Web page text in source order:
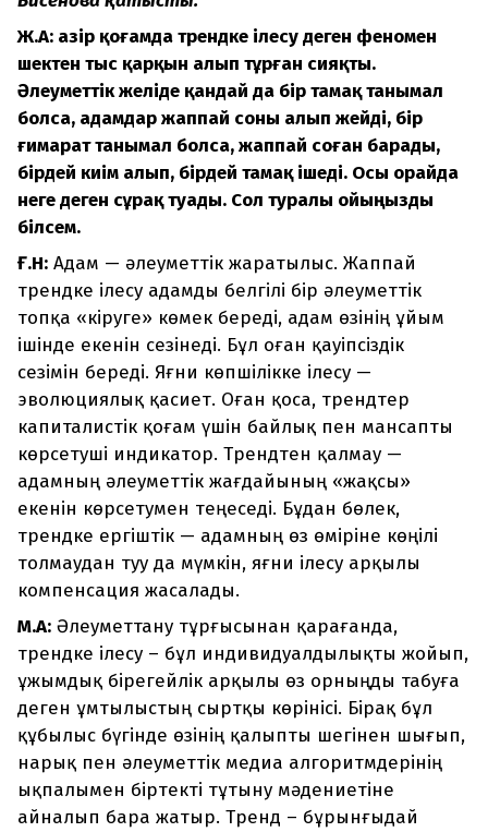
Ж.А: Қазір қоғамда трендке ілесу деген феномен
шектен тыс қарқын алып тұрған сияқты.
Әлеуметтік желіде қандай да бір тамақ танымал
болса, адамдар жаппай соны алып жейді, бір
ғимарат танымал болса, жаппай соған барады,
бірдей киім алып, бірдей тамақ ішеді. Осы орайда
неге деген сұрақ туады. Сол туралы ойыңызды
білсем.
Ғ.Н: Адам — әлеуметтік жаратылыс. Жаппай
трендке ілесу адамды белгілі бір әлеуметтік
топқа «кіруге» көмек береді, адам өзінің ұйым
ішінде екенін сезінеді. Бұл оған қауіпсіздік
сезімін береді. Яғни көпшілікке ілесу —
эволюциялық қасиет. Оған қоса, трендтер
капиталистік қоғам үшін байлық пен мансапты
көрсетуші индикатор. Трендтен қалмау —
адамның әлеуметтік жағдайының «жақсы»
екенін көрсетумен теңеседі. Бұдан бөлек,
трендке ергіштік — адамның өз өміріне көңілі
толмаудан туу да мүмкін, яғни ілесу арқылы
компенсация жасалады.
М.А: Әлеуметтану тұрғысынан қарағанда,
трендке ілесу – бұл индивидуалдылықты жойып,
ұжымдық бірегейлік арқылы өз орныңды табуға
деген ұмтылыстың сыртқы көрінісі. Бірақ бұл
құбылыс бүгінде өзінің қалыпты шегінен шығып,
нарық пен әлеуметтік медиа алгоритмдерінің
ықпалымен біртекті тұтыну мәдениетіне
айналып бара жатыр. Тренд – бұрынғыдай